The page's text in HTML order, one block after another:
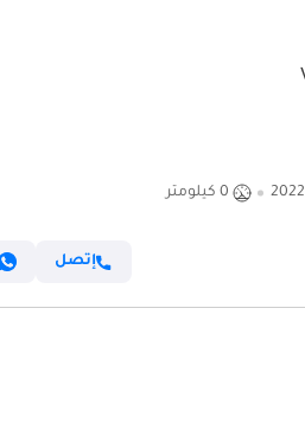
2022 0 كيلومتر
إتصل